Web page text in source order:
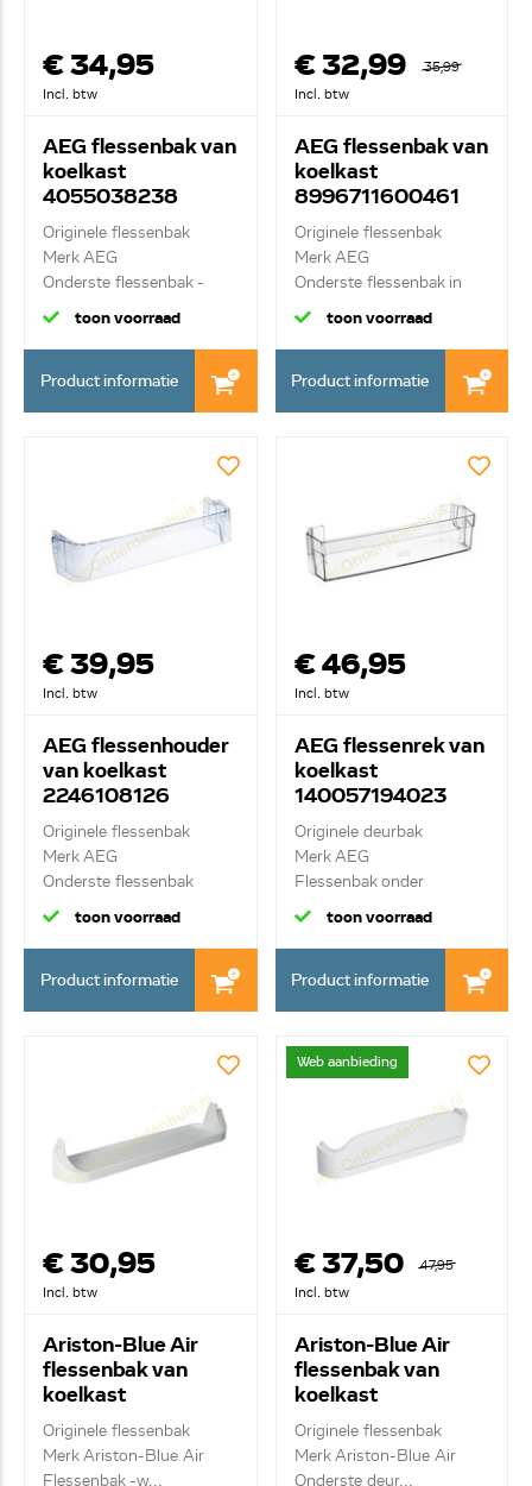
€ 34,95
Incl. btw
AEG flessenbak van
koelkast
4055038238
Originele flessenbak
Merk AEG
Onderste flessenbak -
transpa...
toon voorraad
Product informatie
€ 32,99
35,99
Incl. btw
AEG flessenbak van
koelkast
8996711600461
Originele flessenbak
Merk AEG
Onderste flessenbak in
deur
toon voorraad
Product informatie
€ 39,95
Incl. btw
AEG flessenhouder
van koelkast
2246108126
Originele flessenbak
Merk AEG
Onderste flessenbak
toon voorraad
Product informatie
€ 46,95
Incl. btw
AEG flessenrek van
koelkast
140057194023
Originele deurbak
Merk AEG
Flessenbak onder
toon voorraad
Product informatie
€ 30,95
Incl. btw
Ariston-Blue Air
flessenbak van
koelkast
C00089093
Originele flessenbak
Merk Ariston-Blue Air
Flessenbak -w...
Web aanbieding
€ 37,50
47,95
Incl. btw
Ariston-Blue Air
flessenbak van
koelkast
C00283225
Originele flessenbak
Merk Ariston-Blue Air
Onderste deur...